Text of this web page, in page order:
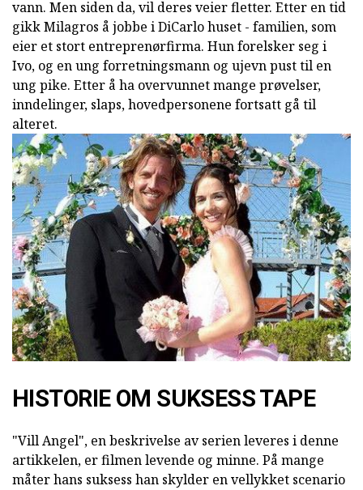
vann. Men siden da, vil deres veier fletter. Etter en tid
gikk Milagros å jobbe i DiCarlo huset - familien, som
eier et stort entreprenørfirma. Hun forelsker seg i
Ivo, og en ung forretningsmann og ujevn pust til en
ung pike. Etter å ha overvunnet mange prøvelser,
inndelinger, slaps, hovedpersonene fortsatt gå til
alteret.
HISTORIE OM SUKSESS TAPE
"Vill Angel", en beskrivelse av serien leveres i denne
artikkelen, er filmen levende og minne. På mange
måter hans suksess han skylder en vellykket scenario